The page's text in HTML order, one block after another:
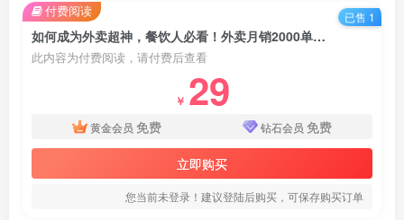
如何成为外卖超神，餐饮人必看！外卖月销2000单，营业额超8万+
此内容为付费阅读，请付费后查看
￥ 29
黄金会员 免费 钻石会员 免费
立即购买
您当前未登录！建议登陆后购买，可保存购买订单
付费阅读 已售 1